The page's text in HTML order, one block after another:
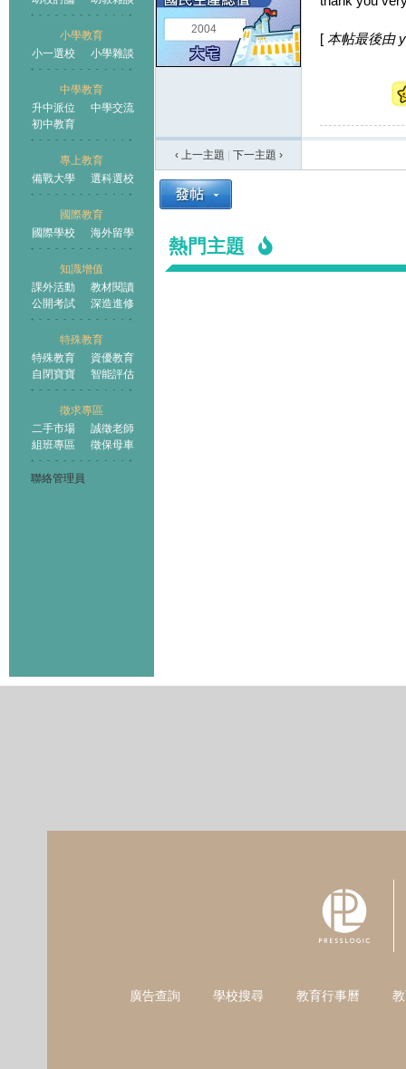
小學教育
小一選校
小學雜談
中學教育
升中派位
中學交流
初中教育
專上教育
備戰大學
選科選校
國際教育
國際學校
海外留學
知識增值
課外活動
教材閱讀
公開考試
深造進修
特殊教育
特殊教育
資優教育
自閉寶寶
智能評估
徵求專區
二手市場
誠徵老師
組班專區
徵保母車
聯絡管理員
王國
2004
[ 本帖最後由
‹ 上一主題 下一主題 ›
熱門主題
廣告查詢 學校搜尋 教育行事曆